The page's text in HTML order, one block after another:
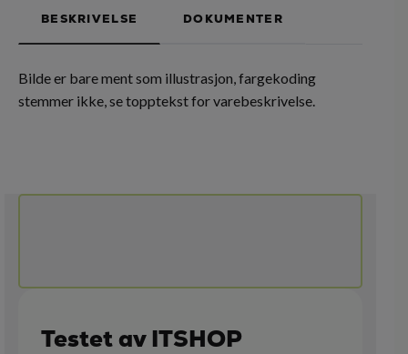
BESKRIVELSE DOKUMENTER
Bilde er bare ment som illustrasjon, fargekoding
stemmer ikke, se topptekst for varebeskrivelse.
Testet av ITSHOP